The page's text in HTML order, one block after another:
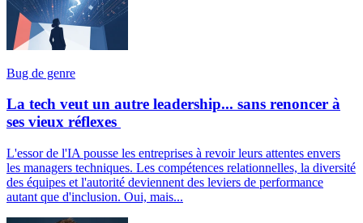
Bug de genre
La tech veut un autre leadership... sans renoncer à
ses vieux réflexes
L'essor de l'IA pousse les entreprises à revoir leurs attentes envers
les managers techniques. Les compétences relationnelles, la diversité
des équipes et l'autorité deviennent des leviers de performance
autant que d'inclusion. Oui, mais...